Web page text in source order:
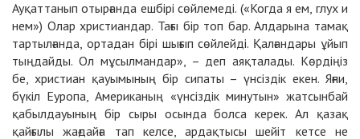
Ауқаттанып отырғанда ешбірі сөйлемеді. («Когда я ем, глух и
нем») Олар христиандар. Тағы бір топ бар. Алдарына тамақ
тартылғанда, ортадан бірі шығып сөйлейді. Қалғандары ұйып
тыңдайды. Ол мұсылмандар», – деп аяқталады. Көрдіңіз
бе, христиан қауымының бір сипаты – үнсіздік екен. Яғни,
бүкіл Еуропа, Американың «үнсіздік минутын» жатсынбай
қабылдауының бір сыры осында болса керек. Ал қазақ
қайғылы жағдайға тап келсе, ардақтысы шейіт кетсе не